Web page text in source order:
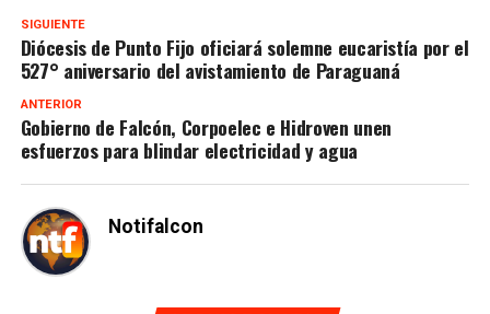
SIGUIENTE
Diócesis de Punto Fijo oficiará solemne eucaristía por el
527° aniversario del avistamiento de Paraguaná
ANTERIOR
Gobierno de Falcón, Corpoelec e Hidroven unen
esfuerzos para blindar electricidad y agua
Notifalcon